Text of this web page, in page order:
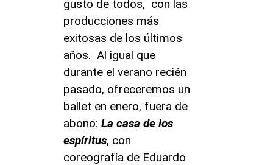
gusto de todos, con las
producciones más
exitosas de los últimos
años. Al igual que
durante el verano recién
pasado, ofreceremos un
ballet en enero, fuera de
abono: La casa de los
espíritus, con
coreografía de Eduardo